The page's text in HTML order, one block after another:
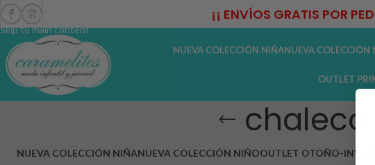
Skip to navigation
Skip to main content
¡¡ ENVÍOS GRATIS POR
NUEVA COLECCIÓN NIÑANUEVA COLECCIÓN
OUTLET
NUEVA COLECCIÓN NIÑANUEVA COLECCIÓN NIÑOOUTLET OTOÑO-